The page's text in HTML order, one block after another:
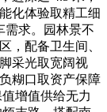
化体验取精工细
需求。园林景不
，配备卫生间、
采光取宽阔视
糊口取资产保障
增值供给无力